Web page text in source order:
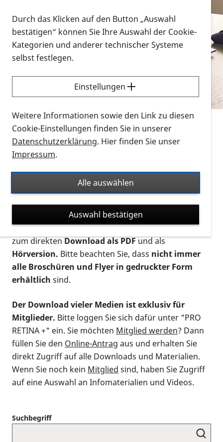
Vorlesen
Alle Infomaterialien in verschiedenen
Formaten an einem Ort
Sie möchten wissen, wie Sie nach Infonmaterial
suchen und dieses bestellen bzw. herunterladen
können? Schauen Sie sich dieErklärvideos zum
Thema Infomaterial auf der PRO RETINA-Website
für blinde und sehbehinderte Menschen an.
Auf dieser Seite finden Sie sämtliches Infomaterial
Ort. Nutzen Sie den Formatfilter, um ausschließlich
nach Flyern und Broschüren, Audios oder Videos zu
suchen. Die meisten Flyer und Broschüren werden in
verschiedenen Formaten angeboten: zur
postalischen Bestellung als gedruckte Variante
zum direktenDownload als PDFund als
Hörversion. Bitte beachten Sie, dass nicht immer
alle Broschüren und Flyer in gedruckter Form
erhältlich sind.
Der Download vieler Medien ist exklusiv für
Mitglieder. Bitte loggen Sie sich dafür unter "PRO
RETINA +" ein. Sie möchten Mitglied werden? Dann
füllen Sie den Online-Antrag aus und erhalten Sie
direkt Zugriff auf alle Downloads und Materialien.
Wenn Sie noch kein Mitglied sind, haben Sie Zugriff
auf eine Auswahl an Infomaterialien und Videos.
Suchbegriff
Durch das Klicken auf den Button „Auswahl
bestätigen“ können Sie Ihre Auswahl der Cookie-
Kategorien und anderer technischer Systeme
selbst festlegen.
Einstellungen
Weitere Informationen sowie den Link zu diesen
Cookie-Einstellungen finden Sie in unserer
Datenschutzerklärung. Hier finden Sie unser
Impressum.
Alle auswählen
Auswahl bestätigen